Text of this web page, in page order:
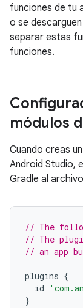
funciones de tu
o se
separar estas
funciones.
módulos
Cuando creas
Android Studio,
Gradle al archivo
// The
// The
// an app
plugins {
id
}